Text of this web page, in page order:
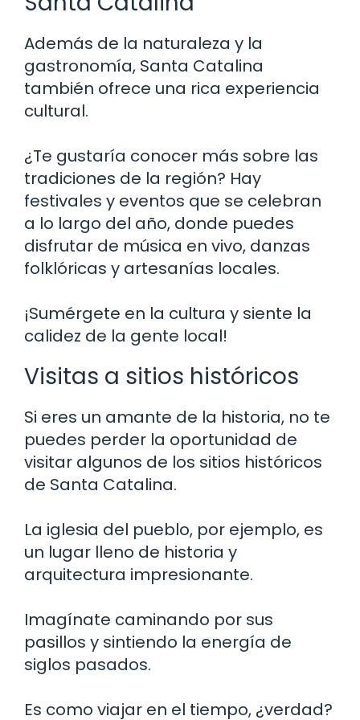
Además de la naturaleza y la
gastronomía, Santa Catalina
también ofrece una rica experiencia
cultural.
¿Te gustaría conocer más sobre las
tradiciones de la región? Hay
festivales y eventos que se celebran
a lo largo del año, donde puedes
disfrutar de música en vivo, danzas
folklóricas y artesanías locales.
¡Sumérgete en la cultura y siente la
calidez de la gente local!
Visitas a sitios históricos
Si eres un amante de la historia, no te
puedes perder la oportunidad de
visitar algunos de los sitios históricos
de Santa Catalina.
La iglesia del pueblo, por ejemplo, es
un lugar lleno de historia y
arquitectura impresionante.
Imagínate caminando por sus
pasillos y sintiendo la energía de
siglos pasados.
Es como viajar en el tiempo, ¿verdad?